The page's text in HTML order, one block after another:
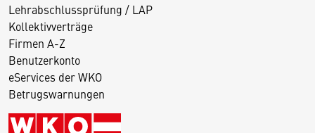
Lehrabschlussprüfung / LAP
Kollektivverträge
Firmen A-Z
Benutzerkonto
eServices der WKO
Betrugswarnungen